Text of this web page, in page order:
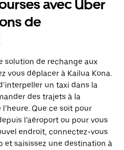
avec Uber
de
solution de rechange aux
vous déplacer à Kailua Kona.
un taxi dans la
des trajets à la
Que ce soit pour
l’aéroport ou pour vous
endroit, connectez-vous
et saisissez une destination à